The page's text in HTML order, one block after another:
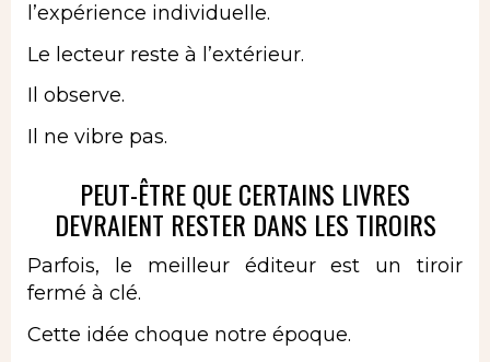
l’expérience individuelle.
Le lecteur reste à l’extérieur.
Il observe.
Il ne vibre pas.
PEUT-ÊTRE QUE CERTAINS LIVRES
DEVRAIENT RESTER DANS LES TIROIRS
Parfois, le meilleur éditeur est un tiroir
fermé à clé.
Cette idée choque notre époque.